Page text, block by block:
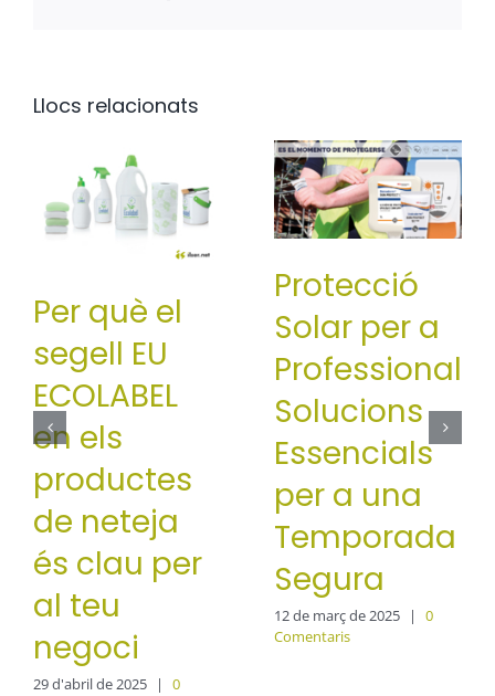
Llocs relacionats
Per què el
segell EU
ECOLABEL
en els
productes
de neteja
és clau per
al teu
negoci
29 d'abril de 2025 |
0
Protecció
Solar per a
Professionals:
Solucions
Essencials
per a una
Temporada
Segura
12 de març de 2025 |
0
Comentaris